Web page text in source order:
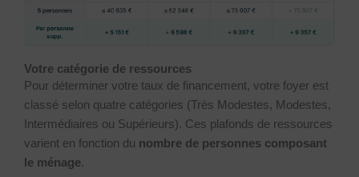
Votre catégorie de ressources
Pour déterminer votre taux de financement, votre foyer est
classé selon quatre catégories (Très Modestes, Modestes,
Intermédiaires ou Supérieurs). Ces plafonds de ressources
varient en fonction du nombre de personnes composant
le ménage.